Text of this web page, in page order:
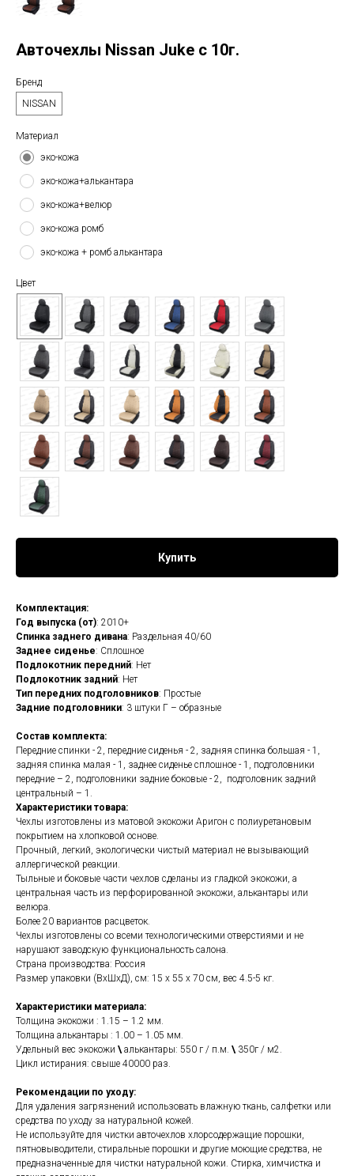
Авточехлы Nissan Juke с 10г.
Бренд
NISSAN
Материал
эко-кожа
эко-кожа+алькантара
эко-кожа+велюр
эко-кожа ромб
эко-кожа + ромб алькантара
Цвет
Купить
Комплектация:
Год выпуска (от): 2010+
Спинка заднего дивана: Раздельная 40/60
Заднее сиденье: Сплошное
Подлокотник передний: Нет
Подлокотник задний: Нет
Тип передних подголовников: Простые
Задние подголовники: 3 штуки Г – образные
Состав комплекта:
Передние спинки - 2, передние сиденья - 2, задняя спинка большая - 1,
задняя спинка малая - 1, заднее сиденье сплошное - 1, подголовники
передние – 2, подголовники задние боковые - 2, подголовник задний
центральный – 1.
Характеристики товара:
Чехлы изготовлены из матовой экокожи Аригон с полиуретановым
покрытием на хлопковой основе.
Прочный, легкий, экологически чистый материал не вызывающий
аллергической реакции.
Тыльные и боковые части чехлов сделаны из гладкой экокожи, а
центральная часть из перфорированной экокожи, алькантары или
велюра.
Более 20 вариантов расцветок.
Чехлы изготовлены со всеми технологическими отверстиями и не
нарушают заводскую функциональность салона.
Страна производства: Россия
Размер упаковки (ВхШхД), см: 15 x 55 x 70 см, вес 4.5-5 кг.
Характеристики материала:
Толщина экокожи : 1.15 – 1.2 мм.
Толщина алькантары : 1.00 – 1.05 мм.
Удельный вес экокожи \ алькантары: 550 г / п.м. \ 350г / м2.
Цикл истирания: свыше 40000 раз.
Рекомендации по уходу:
Для удаления загрязнений использовать влажную ткань, салфетки или
средства по уходу за натуральной кожей.
Не используйте для чистки авточехлов хлорсодержащие порошки,
пятновыводители, стиральные порошки и другие моющие средства, не
предназначенные для чистки натуральной кожи. Стирка, химчистка и